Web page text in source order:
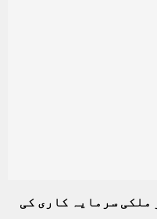
تک غیر ملکی سرمایہ کاری کی